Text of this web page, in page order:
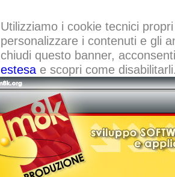
Utilizziamo i cookie tecnici
personalizzare i contenuti e gli
chiudi questo banner,
estesae scopri come